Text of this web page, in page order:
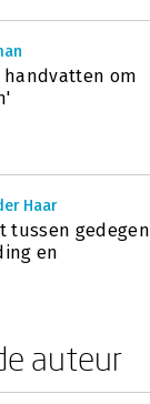
handvatten om
Haar
tussen gedegen
en
auteur